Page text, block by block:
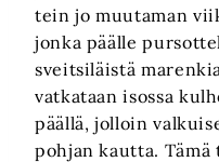
tein jo muutaman
jonka päälle
sveitsiläistä
vatkataan isossa
päällä, jolloin
pohjan kautta. Tämä